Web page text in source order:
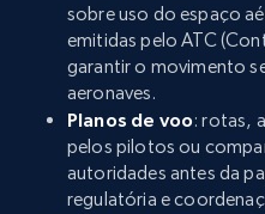
sobre uso do espaço
emitidas pelo ATC
garantir o movimento
aeronaves.
Planos de voo: rotas,
pelos pilotos ou
autoridades antes da
regulatória e